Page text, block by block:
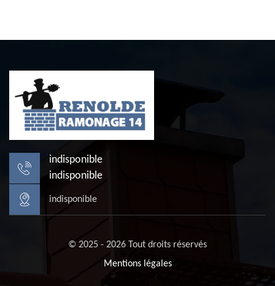
indisponible
indisponible
indisponible
© 2025 - 2026 Tout droits réservés
Mentions légales